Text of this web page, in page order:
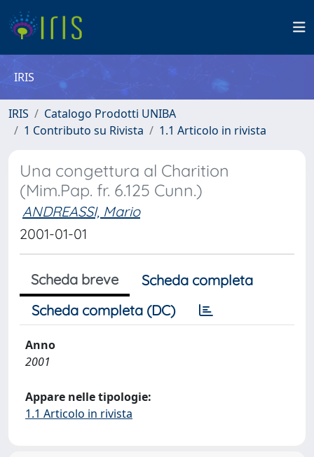
IRIS
IRIS
Catalogo Prodotti UNIBA
1 Contributo su Rivista
1.1 Articolo in rivista
Una congettura al Charition
(Mim.Pap. fr. 6.125 Cunn.)
ANDREASSI, Mario
2001-01-01
Scheda breve
Scheda completa
Scheda completa (DC)
Anno
2001
Appare nelle tipologie:
1.1 Articolo in rivista